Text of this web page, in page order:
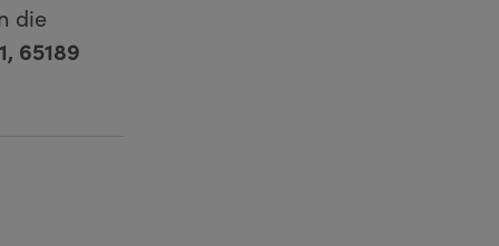
die
65189